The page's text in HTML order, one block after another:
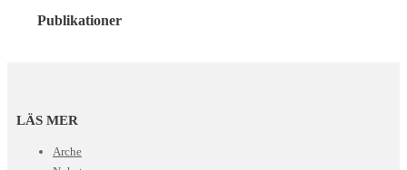
Publikationer
LÄS MER
Arche